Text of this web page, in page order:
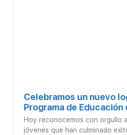
Celebramos un nuevo
Programa de Educación
Hoy reconocemos con orgullo
jóvenes que han culminado